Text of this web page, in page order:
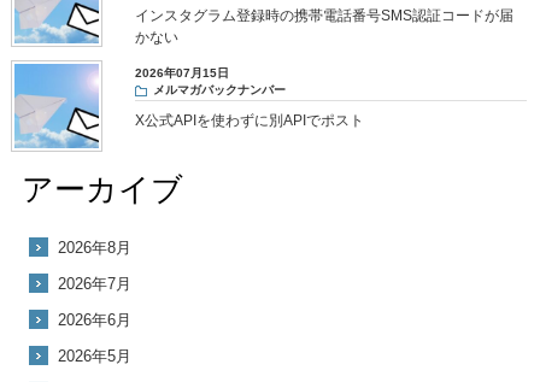
インスタグラム登録時の携帯電話番号SMS認証コードが届
かない
2026年07月15日
メルマガバックナンバー
X公式APIを使わずに別APIでポスト
アーカイブ
2026年8月
2026年7月
2026年6月
2026年5月